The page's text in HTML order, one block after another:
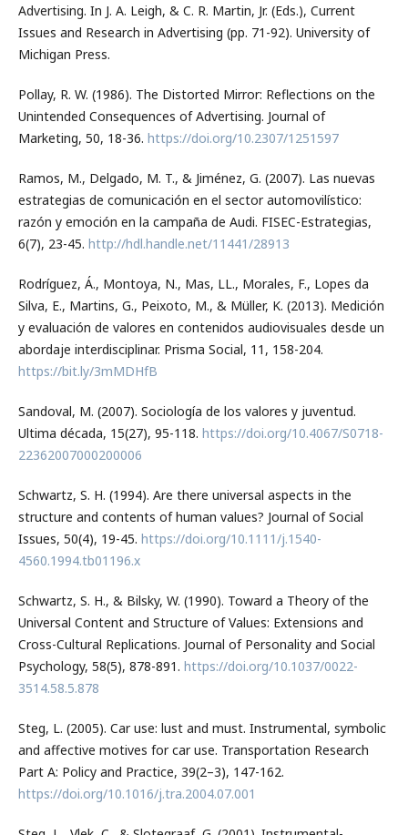
Advertising. In J. A. Leigh, & C. R. Martin, Jr. (Eds.), Current
Issues and Research in Advertising (pp. 71-92). University of
Michigan Press.
Pollay, R. W. (1986). The Distorted Mirror: Reflections on the
Unintended Consequences of Advertising. Journal of
Marketing, 50, 18-36. https://doi.org/10.2307/1251597
Ramos, M., Delgado, M. T., & Jiménez, G. (2007). Las nuevas
estrategias de comunicación en el sector automovilístico:
razón y emoción en la campaña de Audi. FISEC-Estrategias,
6(7), 23-45. http://hdl.handle.net/11441/28913
Rodríguez, Á., Montoya, N., Mas, LL., Morales, F., Lopes da
Silva, E., Martins, G., Peixoto, M., & Müller, K. (2013). Medición
y evaluación de valores en contenidos audiovisuales desde un
abordaje interdisciplinar. Prisma Social, 11, 158-204.
https://bit.ly/3mMDHfB
Sandoval, M. (2007). Sociología de los valores y juventud.
Ultima década, 15(27), 95-118. https://doi.org/10.4067/S0718-
22362007000200006
Schwartz, S. H. (1994). Are there universal aspects in the
structure and contents of human values? Journal of Social
Issues, 50(4), 19-45. https://doi.org/10.1111/j.1540-
4560.1994.tb01196.x
Schwartz, S. H., & Bilsky, W. (1990). Toward a Theory of the
Universal Content and Structure of Values: Extensions and
Cross-Cultural Replications. Journal of Personality and Social
Psychology, 58(5), 878-891. https://doi.org/10.1037/0022-
3514.58.5.878
Steg, L. (2005). Car use: lust and must. Instrumental, symbolic
and affective motives for car use. Transportation Research
Part A: Policy and Practice, 39(2–3), 147-162.
https://doi.org/10.1016/j.tra.2004.07.001